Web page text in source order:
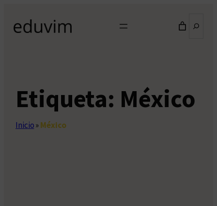
contenido
Etiqueta: México
Inicio»México